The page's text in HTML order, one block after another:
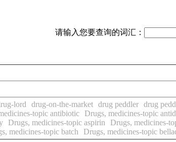
请输入您要查询的词汇：
lord drug-on-the-market drug peddler drug
topic antibiotic Drugs, medicines-topic
Drugs, medicines-topic aspirin Drugs, medicines-
medicines-topic batch Drugs, medicines-topic